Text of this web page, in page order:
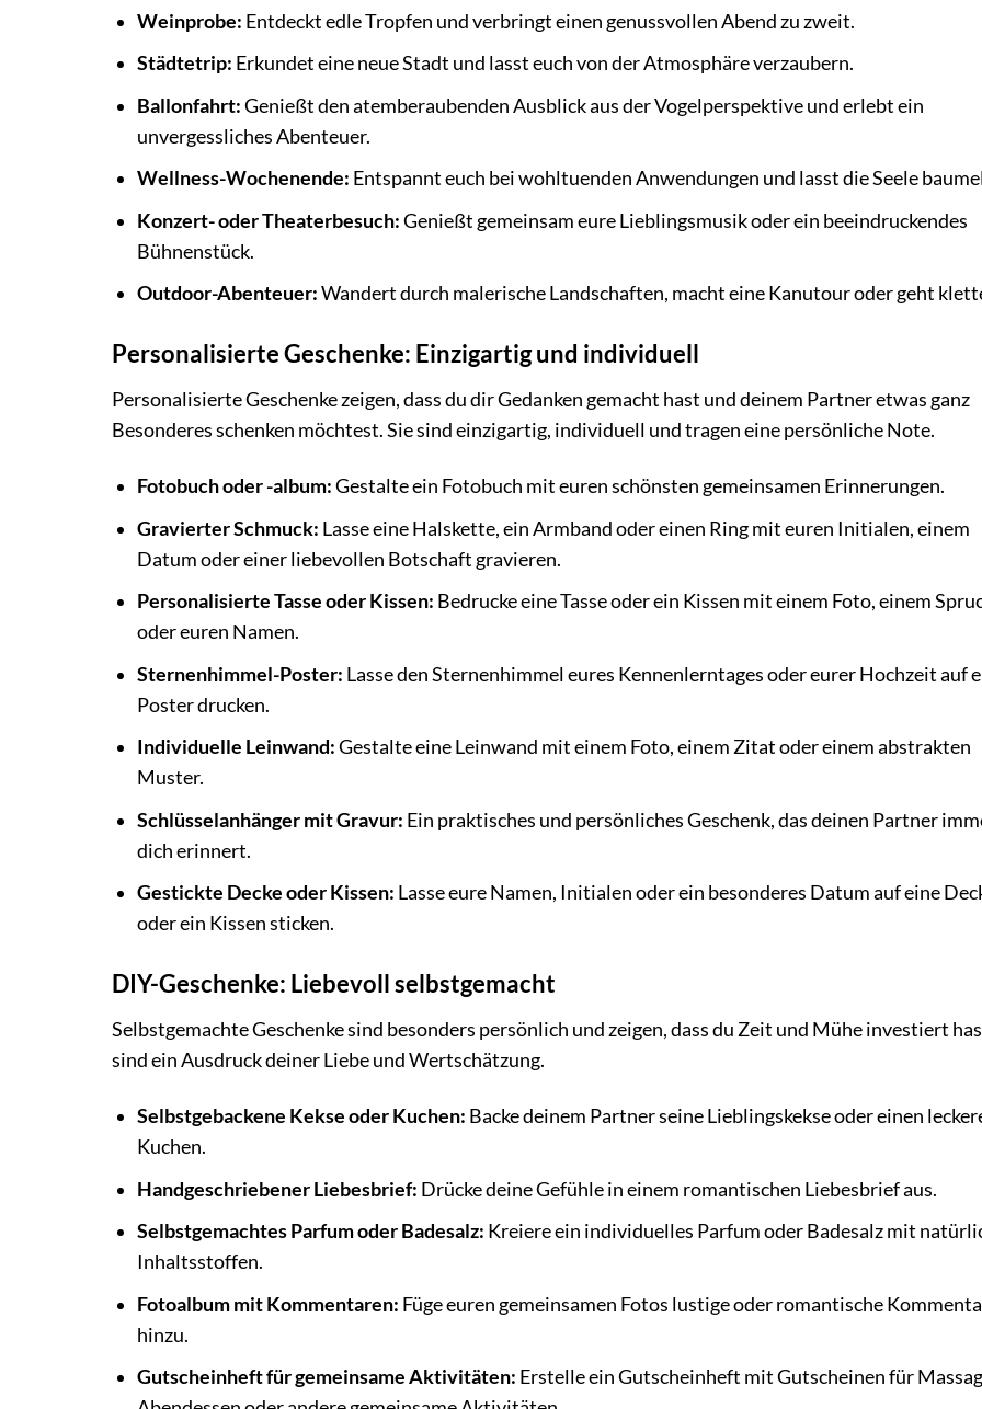
Weinprobe: Entdeckt edle Tropfen und verbringt einen genussvollen Abend zu zweit.
Städtetrip: Erkundet eine neue Stadt und lasst euch von der Atmosphäre verzaubern.
Ballonfahrt:Genießt den atemberaubenden Ausblick aus der Vogelperspektive und erlebt ein
unvergessliches Abenteuer.
Wellness-Wochenende: Entspannt euch bei wohltuenden Anwendungen und lasst die Seele
Konzert- oder Theaterbesuch:Genießt gemeinsam eure Lieblingsmusik oder ein beeindruckendes
Bühnenstück.
Outdoor-Abenteuer:Wandert durch malerische Landschaften, macht eine Kanutour oder geht
Personalisierte Geschenke: Einzigartig und individuell
Personalisierte Geschenke zeigen, dass du dir Gedanken gemacht hast und deinem Partner etwas ganz
Besonderes schenken möchtest. Sie sind einzigartig, individuell und tragen eine persönliche Note.
Fotobuch oder -album:Gestalte ein Fotobuch mit euren schönsten gemeinsamen Erinnerungen.
Gravierter Schmuck: Lasse eine Halskette, ein Armband oder einen Ring mit euren Initialen, einem
Datum oder einer liebevollen Botschaft gravieren.
Personalisierte Tasse oder Kissen: Bedrucke eine Tasse oder ein Kissen mit einem Foto, einem
oder euren Namen.
Sternenhimmel-Poster: Lasse den Sternenhimmel eures Kennenlerntages oder eurer Hochzeit auf
Poster drucken.
Individuelle Leinwand:Gestalte eine Leinwand mit einem Foto, einem Zitat oder einem abstrakten
Muster.
Schlüsselanhänger mit Gravur: Ein praktisches und persönliches Geschenk, das deinen Partner
dich erinnert.
Gestickte Decke oder Kissen: Lasse eure Namen, Initialen oder ein besonderes Datum auf eine
oder ein Kissen sticken.
DIY-Geschenke: Liebevoll selbstgemacht
Selbstgemachte Geschenke sind besonders persönlich und zeigen, dass du Zeit und Mühe investiert
sind ein Ausdruck deiner Liebe und Wertschätzung.
Selbstgebackene Kekse oder Kuchen: Backe deinem Partner seine Lieblingskekse oder einen
Kuchen.
Handgeschriebener Liebesbrief: Drücke deine Gefühle in einem romantischen Liebesbrief aus.
Selbstgemachtes Parfum oder Badesalz: Kreiere ein individuelles Parfum oder Badesalz mit
Inhaltsstoffen.
Fotoalbum mit Kommentaren: Füge euren gemeinsamen Fotos lustige oder romantische
hinzu.
Gutscheinheft für gemeinsame Aktivitäten: Erstelle ein Gutscheinheft mit Gutscheinen für